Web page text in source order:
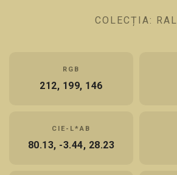
COLECȚIA: RAL
RGB
212, 199, 146
CIE-L*AB
80.13, -3.44, 28.23